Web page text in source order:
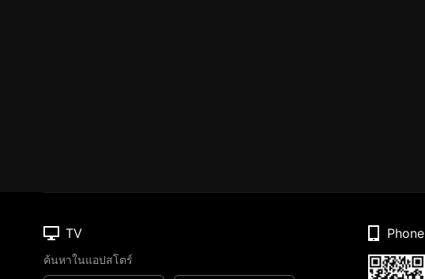
TV
ค้นหาในแอปสโตร์
Phone